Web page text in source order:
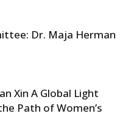
Dr. Maja Herman
Xin A Global Light
Path of Women’s